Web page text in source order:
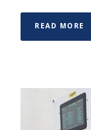
READ MORE